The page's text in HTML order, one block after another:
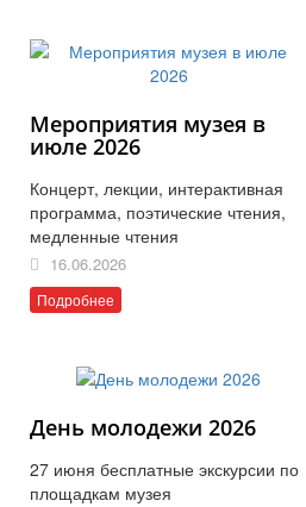
Мероприятия музея в
июле 2026
Концерт, лекции, интерактивная
программа, поэтические чтения,
медленные чтения
16.06.2026
Подробнее
День молодежи 2026
27 июня бесплатные экскурсии по
площадкам музея